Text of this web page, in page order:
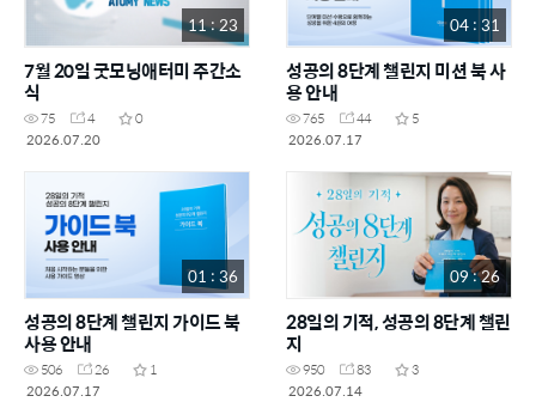
11 : 23
7월 20일 굿모닝애터미 주간소
식
75 4
0
2026.07.20
04 : 31
성공의 8단계 챌린지 미션 북 사
용 안내
765 44
5
2026.07.17
01 : 36
성공의 8단계 챌린지 가이드 북
사용 안내
506 26
1
2026.07.17
09 : 26
28일의 기적, 성공의 8단계 챌린
지
950 83
3
2026.07.14